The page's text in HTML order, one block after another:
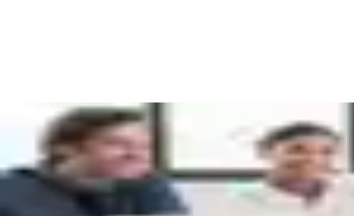
보안 수준 향상 및 업무 프로세스 개선
자본 지출 및 운영 비용 절감
새로운 투자 기회 수익 확인
전문가에게 문의